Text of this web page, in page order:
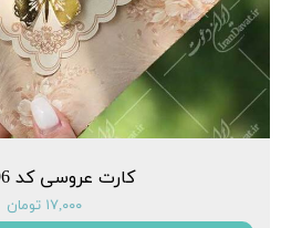
کارت عروسی کد M-0896
۱۷,۰۰۰ تومان